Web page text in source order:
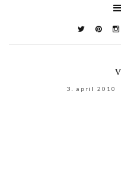
3. april 2010